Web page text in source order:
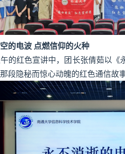
的电波 点燃信仰的火种
的红色宣讲中，团长张倩茹以
段隐秘而惊心动魄的红色通信故事